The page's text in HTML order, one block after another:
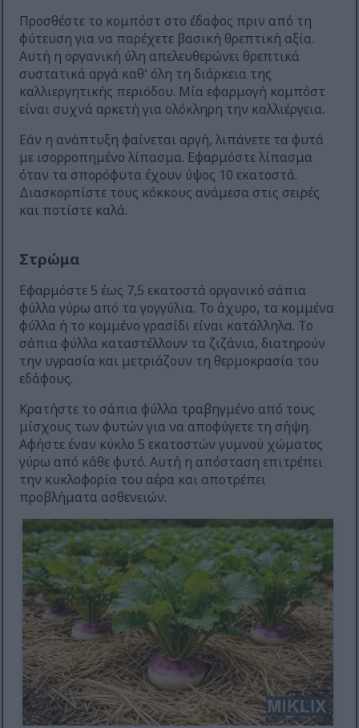
Προσθέστε το κομπόστ στο έδαφος πριν από τη
φύτευση για να παρέχετε βασική θρεπτική αξία.
Αυτή η οργανική ύλη απελευθερώνει θρεπτικά
συστατικά αργά καθ' όλη τη διάρκεια της
καλλιεργητικής περιόδου. Μία εφαρμογή κομπόστ
είναι συχνά αρκετή για ολόκληρη την καλλιέργεια.
Εάν η ανάπτυξη φαίνεται αργή, λιπάνετε τα φυτά
με ισορροπημένο λίπασμα. Εφαρμόστε λίπασμα
όταν τα σπορόφυτα έχουν ύψος 10 εκατοστά.
Διασκορπίστε τους κόκκους ανάμεσα στις σειρές
και ποτίστε καλά.
Στρώμα
Εφαρμόστε 5 έως 7,5 εκατοστά οργανικό σάπια
φύλλα γύρω από τα γογγύλια. Το άχυρο, τα κομμένα
φύλλα ή το κομμένο γρασίδι είναι κατάλληλα. Το
σάπια φύλλα καταστέλλουν τα ζιζάνια, διατηρούν
την υγρασία και μετριάζουν τη θερμοκρασία του
εδάφους.
Κρατήστε το σάπια φύλλα τραβηγμένο από τους
μίσχους των φυτών για να αποφύγετε τη σήψη.
Αφήστε έναν κύκλο 5 εκατοστών γυμνού χώματος
γύρω από κάθε φυτό. Αυτή η απόσταση επιτρέπει
την κυκλοφορία του αέρα και αποτρέπει
προβλήματα ασθενειών.